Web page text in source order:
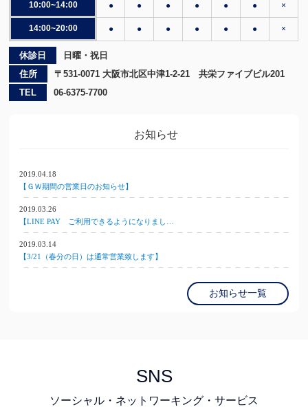
10:00~14:00 ● ● ● ● ● ● ×
14:00~20:00 ● ● ● ● ● ● ×
休診日
日曜・祝日
住所
〒531-0071 大阪市北区中津1-2-21 共栄ファイブビル201
TEL
06-6375-7700
お知らせ
2019.04.18
【ＧＷ期間の営業日のお知らせ】
2019.03.26
【LINE PAY ご利用できるようになりまし…
2019.03.14
【3/21（春分の日）は通常営業致します】
お知らせ一覧
SNS
ソーシャル・ネットワーキング・サービス